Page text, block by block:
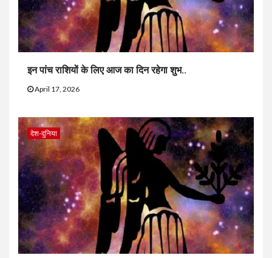
इन पांच राशियों के लिए आज का दिन रहेगा शुभ..
April 17, 2026
देश-दुनिया